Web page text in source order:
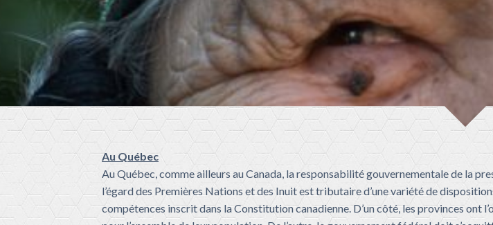
Au Québec
Au Québec, comme ailleurs au Canada, la responsabilité gouvernementale de la
l’égard des Premières Nations et des Inuit est tributaire d’une variété de
compétences inscrit dans la Constitution canadienne. D’un côté, les provinces ont